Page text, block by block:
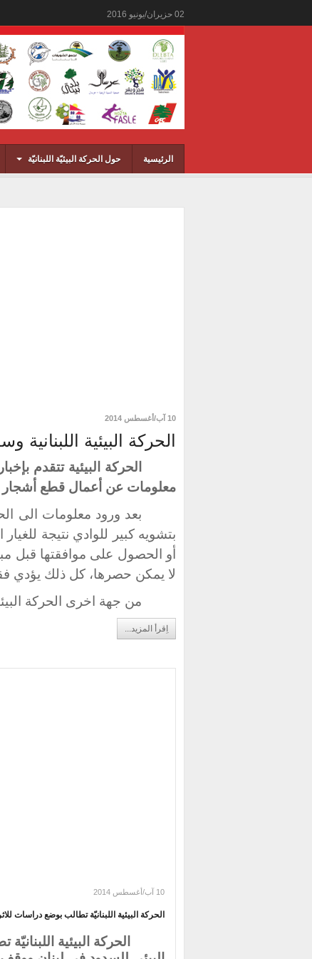
02 حزيران/يونيو 2016
الرئيسية حول الحركة البيئيّة اللبنانيّة
10 آب/أغسطس 2014
الحركة البيئية
الحركة البيئية تتقدم
معلومات عن أعمال قطع
بعد ورود معلومات الى
بتشويه كبير للوادي نتيجة
أو الحصول على موافقتها قبل
لا يمكن حصرها، كل ذلك يؤدي
من جهة اخرى الحركة
اِقرأ المزيد...
10 آب/أغسطس 2014
الحركة البيئية اللبنانيّة تطالب بوضع دراسات
الحركة البيئية